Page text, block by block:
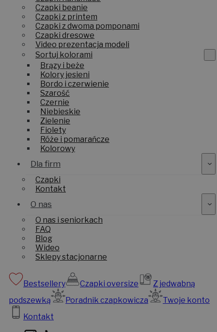
Czapki beanie
Czapki z printem
Czapki z dwoma pomponami
Czapki dresowe
Video prezentacja modeli
Sortuj kolorami
Brązy i beże
Kolory jesieni
Bordo i czerwienie
Szarość
Czernie
Niebieskie
Zielenie
Fiolety
Róże i pomarańcze
Kolorowy
Dla firm
Czapki
Kontakt
O nas
O nas i seniorkach
FAQ
Blog
Wideo
Sklepy stacjonarne
Bestsellery Czapki oversize
Z jedwabną
podszewką
Poradnik czapkowicza
Twoje konto
Kontakt